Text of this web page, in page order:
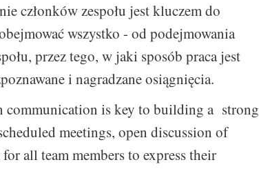
członków zespołu jest kluczem do
wszystko - od podejmowania
przez tego, w jaki sposób praca jest
i nagradzane osiągnięcia.
communication is key to building a strong
meetings, open discussion of
all team members to express their